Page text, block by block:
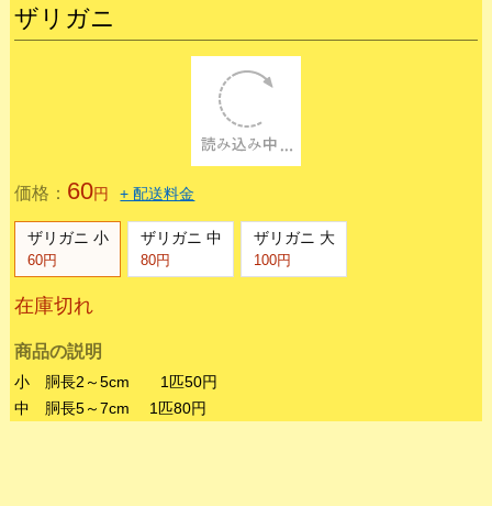
価格：1,100
ジャイミル300匹
2,750円
商品の説明
ジャイアントミルワーム
約4cm～5cmぐらいです。
ザリガニ